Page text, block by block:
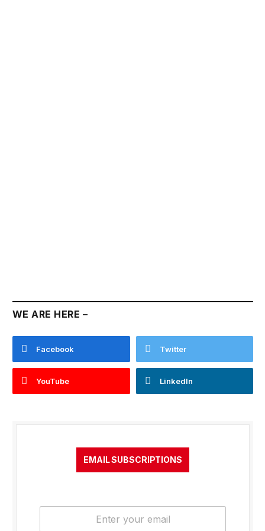
WE ARE HERE –
Facebook Twitter
YouTube LinkedIn
EMAIL SUBSCRIPTIONS
E